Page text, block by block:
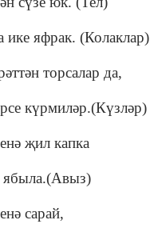
ике яфрак. (Колаклар)
торсалар да,
күрмиләр.(Күзләр)
җил капка
сарай,